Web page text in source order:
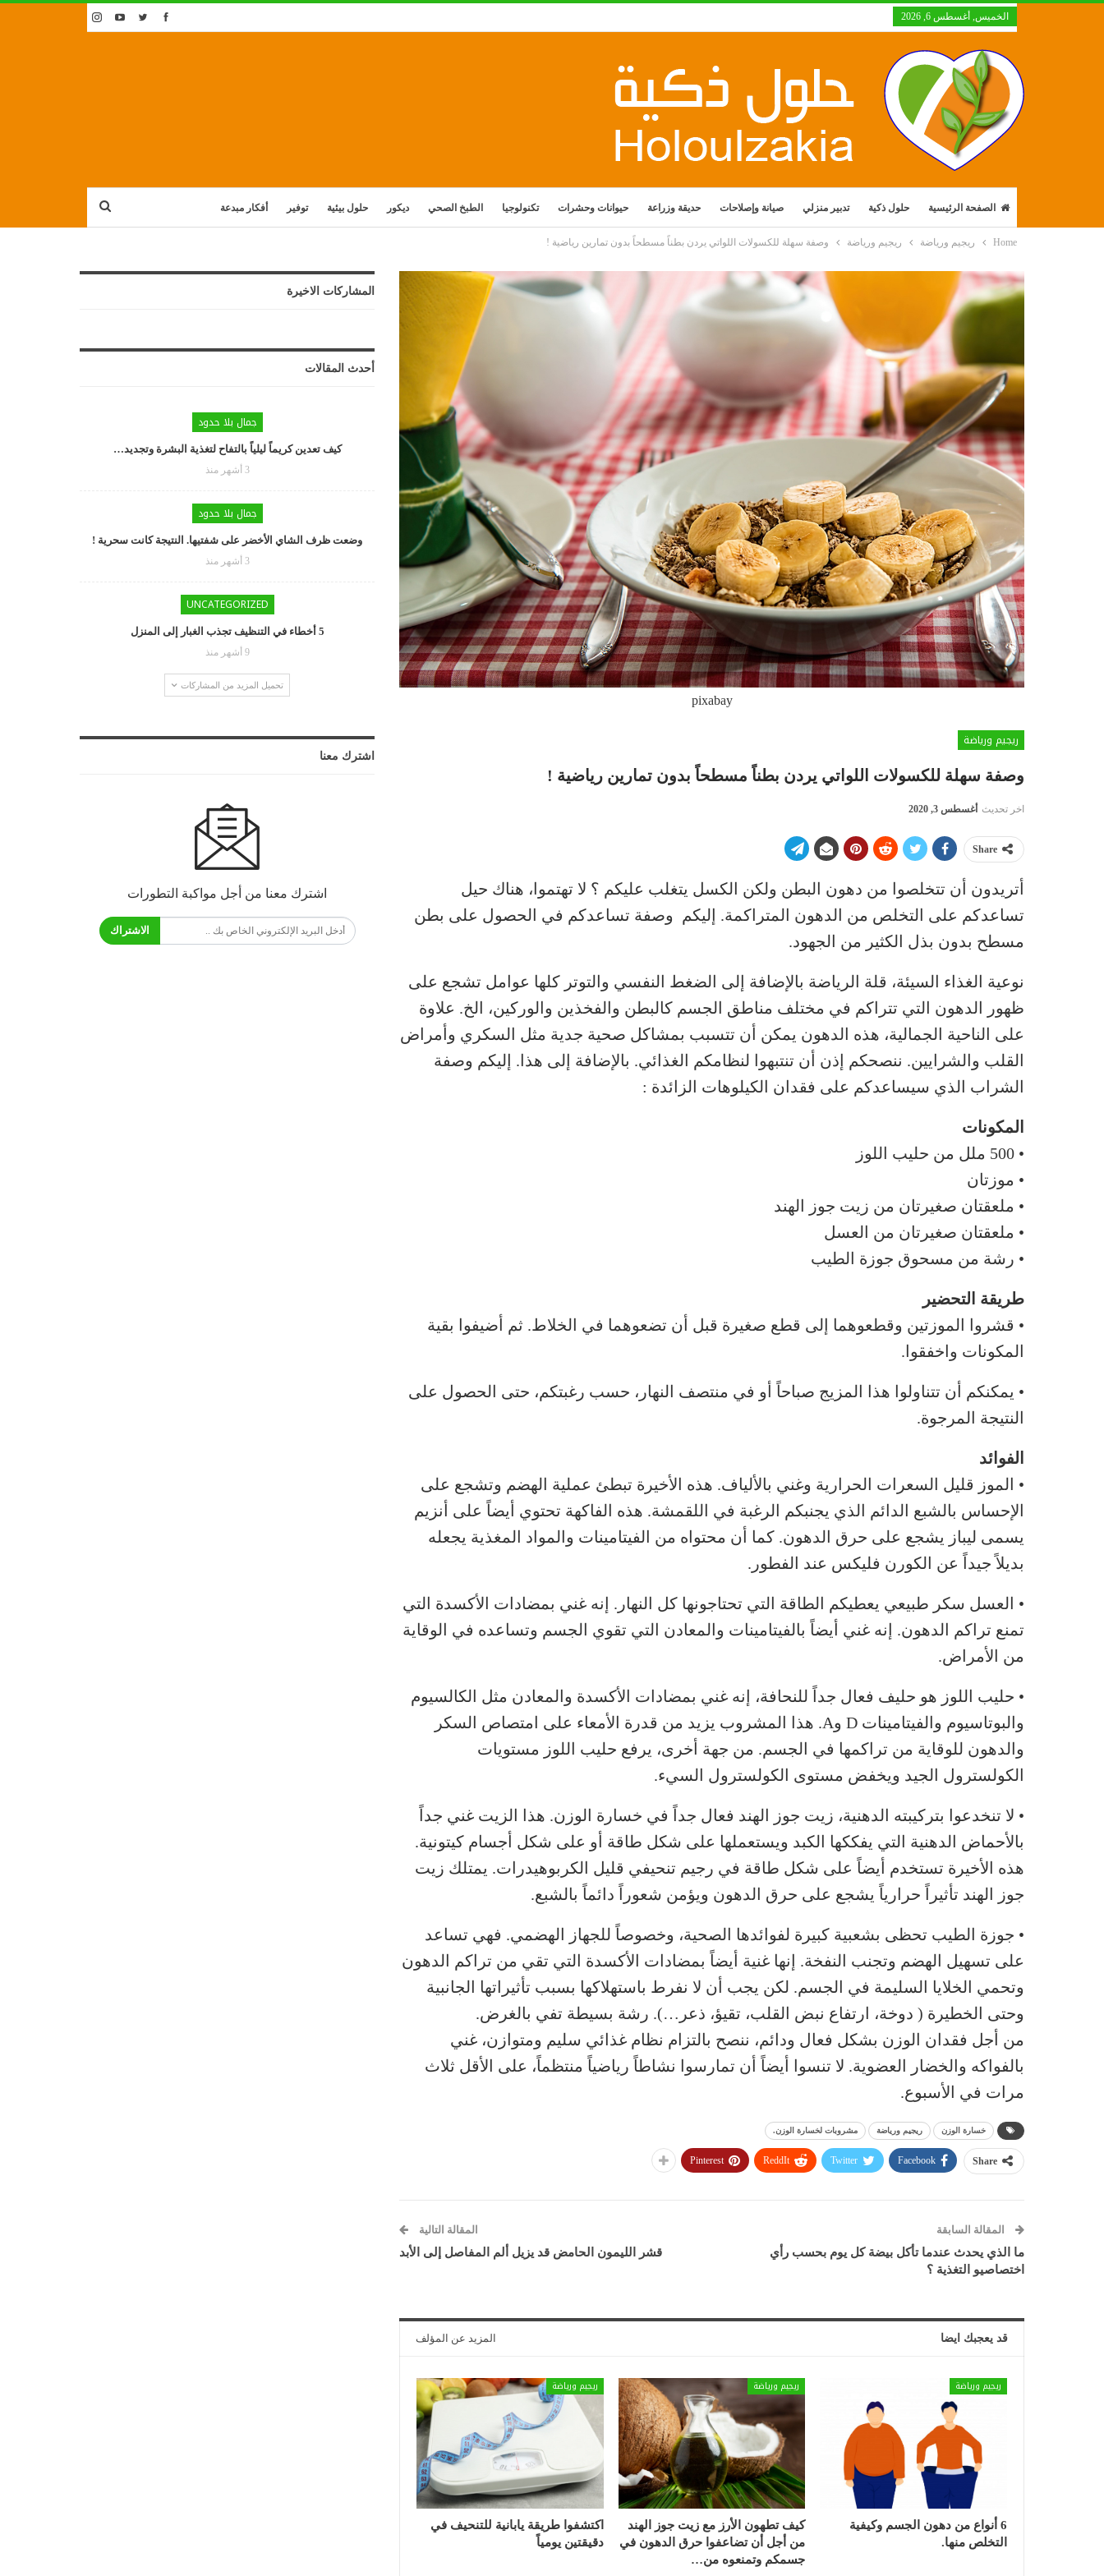
الخميس, أغسطس 6, 2026
الصفحة الرئيسية حلول ذكية تدبير منزلي صيانة وإصلاحات حديقة وزراعة حيوانات وحشرات تكنولوجيا الطبخ الصحي ديكور حلول بيئية توفير أفكار مبدعة
Home ريجيم ورياضة ريجيم ورياضة وصفة سهلة للكسولات اللواتي يردن بطناً مسطحاً بدون تمارين رياضية !
pixabay
ريجيم ورياضة
وصفة سهلة للكسولات اللواتي يردن بطناً مسطحاً بدون تمارين رياضية !
اخر تحديث أغسطس 3, 2020
Share
أتريدون أن تتخلصوا من دهون البطن ولكن الكسل يتغلب عليكم ؟ لا تهتموا، هناك حيل
تساعدكم على التخلص من الدهون المتراكمة. إليكم وصفة تساعدكم في الحصول على بطن
مسطح بدون بذل الكثير من الجهود.
نوعية الغذاء السيئة، قلة الرياضة بالإضافة إلى الضغط النفسي والتوتر كلها عوامل تشجع على
ظهور الدهون التي تتراكم في مختلف مناطق الجسم كالبطن والفخذين والوركين، الخ. علاوة
على الناحية الجمالية، هذه الدهون يمكن أن تتسبب بمشاكل صحية جدية مثل السكري وأمراض
القلب والشرايين. ننصحكم إذن أن تنتبهوا لنظامكم الغذائي. بالإضافة إلى هذا. إليكم وصفة
الشراب الذي سيساعدكم على فقدان الكيلوهات الزائدة :
المكونات
• 500 ملل من حليب اللوز
• موزتان
• ملعقتان صغيرتان من زيت جوز الهند
• ملعقتان صغيرتان من العسل
• رشة من مسحوق جوزة الطيب
طريقة التحضير
• قشروا الموزتين وقطعوهما إلى قطع صغيرة قبل أن تضعوهما في الخلاط. ثم أضيفوا بقية
المكونات واخفقوا.
• يمكنكم أن تتناولوا هذا المزيج صباحاً أو في منتصف النهار، حسب رغبتكم، حتى الحصول على
النتيجة المرجوة.
الفوائد
• الموز قليل السعرات الحرارية وغني بالألياف. هذه الأخيرة تبطئ عملية الهضم وتشجع على
الإحساس بالشبع الدائم الذي يجنبكم الرغبة في اللقمشة. هذه الفاكهة تحتوي أيضاً على أنزيم
يسمى ليباز يشجع على حرق الدهون. كما أن محتواه من الفيتامينات والمواد المغذية يجعله
بديلاً جيداً عن الكورن فليكس عند الفطور.
• العسل سكر طبيعي يعطيكم الطاقة التي تحتاجونها كل النهار. إنه غني بمضادات الأكسدة التي
تمنع تراكم الدهون. إنه غني أيضاً بالفيتامينات والمعادن التي تقوي الجسم وتساعده في الوقاية
من الأمراض.
• حليب اللوز هو حليف فعال جداً للنحافة، إنه غني بمضادات الأكسدة والمعادن مثل الكالسيوم
والبوتاسيوم والفيتامينات D وA. هذا المشروب يزيد من قدرة الأمعاء على امتصاص السكر
والدهون للوقاية من تراكمها في الجسم. من جهة أخرى، يرفع حليب اللوز مستويات
الكولسترول الجيد ويخفض مستوى الكولسترول السيء.
• لا تنخدعوا بتركيبته الدهنية، زيت جوز الهند فعال جداً في خسارة الوزن. هذا الزيت غني جداً
بالأحماض الدهنية التي يفككها الكبد ويستعملها على شكل طاقة أو على شكل أجسام كيتونية.
هذه الأخيرة تستخدم أيضاً على شكل طاقة في رجيم تنحيفي قليل الكربوهيدرات. يمتلك زيت
جوز الهند تأثيراً حرارياً يشجع على حرق الدهون ويؤمن شعوراً دائماً بالشبع.
• جوزة الطيب تحظى بشعبية كبيرة لفوائدها الصحية، وخصوصاً للجهاز الهضمي. فهي تساعد
على تسهيل الهضم وتجنب النفخة. إنها غنية أيضاً بمضادات الأكسدة التي تقي من تراكم الدهون
وتحمي الخلايا السليمة في الجسم. لكن يجب أن لا نفرط باستهلاكها بسبب تأثيراتها الجانبية
وحتى الخطيرة ( دوخة، ارتفاع نبض القلب، تقيؤ، ذعر…). رشة بسيطة تفي بالغرض.
من أجل فقدان الوزن بشكل فعال ودائم، ننصح بالتزام نظام غذائي سليم ومتوازن، غني
بالفواكه والخضار العضوية. لا تنسوا أيضاً أن تمارسوا نشاطاً رياضياً منتظماً، على الأقل ثلاث
مرات في الأسبوع.
خسارة الوزن ريجيم ورياضة مشروبات لخسارة الوزن.
Share
Facebook
Twitter
ReddIt
Pinterest
المقالة السابقة
ما الذي يحدث عندما تأكل بيضة كل يوم بحسب رأي
اختصاصيو التغذية ؟
المقالة التالية
قشر الليمون الحامض قد يزيل ألم المفاصل إلى الأبد
قد يعجبك ايضا المزيد عن المؤلف
ريجيم ورياضة
6 أنواع من دهون الجسم وكيفية
التخلص منها.
ريجيم ورياضة
كيف تطهون الأرز مع زيت جوز الهند
من أجل أن تضاعفوا حرق الدهون في
جسمكم وتمنعوه من…
ريجيم ورياضة
اكتشفوا طريقة يابانية للتنحيف في
دقيقتين يومياً
المشاركات الاخيرة
أحدث المقالات
جمال بلا حدود
كيف تعدين كريماً ليلياً بالتفاح لتغذية البشرة وتجديد…
3 أشهر منذ
جمال بلا حدود
وضعت ظرف الشاي الأخضر على شفتيها. النتيجة كانت سحرية !
3 أشهر منذ
UNCATEGORIZED
5 أخطاء في التنظيف تجذب الغبار إلى المنزل
9 أشهر منذ
تحميل المزيد من المشاركات
اشترك معنا
اشترك معنا من أجل مواكبة التطورات
الاشتراك